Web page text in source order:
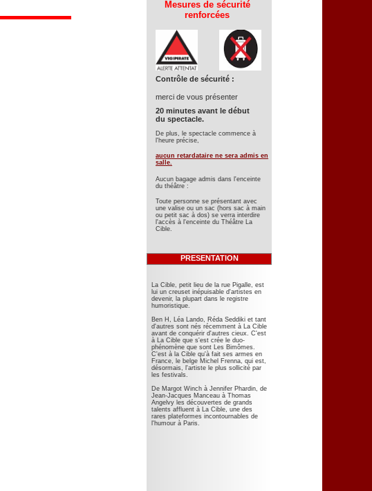
Mesures de sécurité
renforcées
Contrôle de sécurité :
merci de vous présenter
20 minutes avant le début
du spectacle.
De plus, le spectacle commence à
l'heure précise,
aucun retardataire ne sera admis en
salle.
Aucun bagage admis dans l'enceinte
du théâtre :
Toute personne se présentant avec
une valise ou un sac (hors sac à main
ou petit sac à dos) se verra interdire
l'accès à l'enceinte du Théâtre La
Cible.
PRESENTATION
La Cible, petit lieu de la rue Pigalle, est
lui un creuset inépuisable d'artistes en
devenir, la plupart dans le registre
humoristique.
Ben H, Léa Lando, Réda Seddiki et tant
d'autres sont nés récemment à La Cible
avant de conquérir d'autres cieux. C'est
à La Cible que s'est crée le duo-
phénomène que sont Les Bimômes.
C'est à la Cible qu'à fait ses armes en
France, le belge Michel Frenna, qui est,
désormais, l'artiste le plus sollicité par
les festivals.
De Margot Winch à Jennifer Phardin, de
Jean-Jacques Manceau à Thomas
Angelvy les découvertes de grands
talents affluent à La Cible, une des
rares plateformes incontournables de
l'humour à Paris.